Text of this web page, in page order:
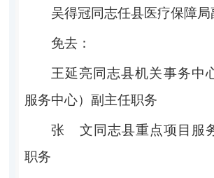
吴得冠同志任县医疗保障局
免去：
王延亮同志县机关事务中
服务中心）副主任职务
张 文同志县重点项目服
职务